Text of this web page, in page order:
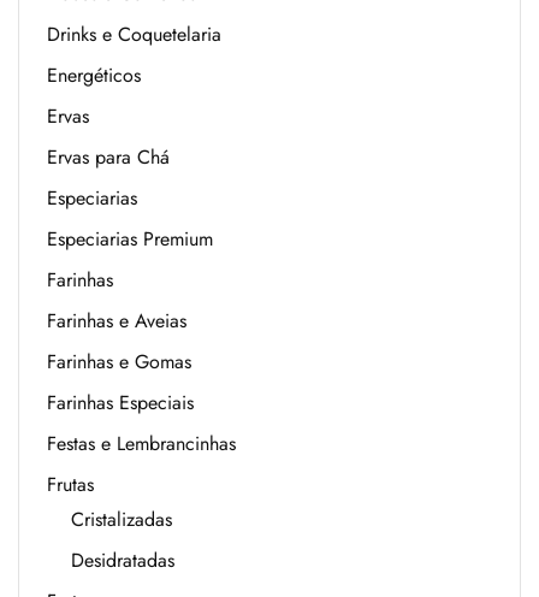
Drinks e Coquetelaria
Energéticos
Ervas
Ervas para Chá
Especiarias
Especiarias Premium
Farinhas
Farinhas e Aveias
Farinhas e Gomas
Farinhas Especiais
Festas e Lembrancinhas
Frutas
Cristalizadas
Desidratadas